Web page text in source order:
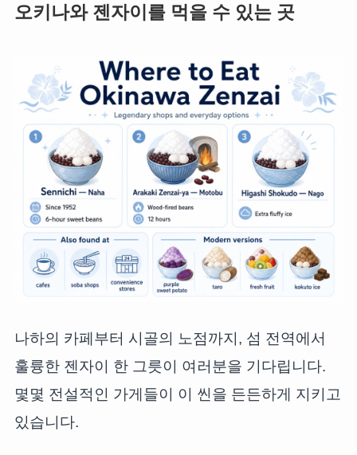
오키나와 젠자이를 먹을 수 있는 곳
나하의 카페부터 시골의 노점까지, 섬 전역에서
훌륭한 젠자이 한 그릇이 여러분을 기다립니다.
몇몇 전설적인 가게들이 이 씬을 든든하게 지키고
있습니다.